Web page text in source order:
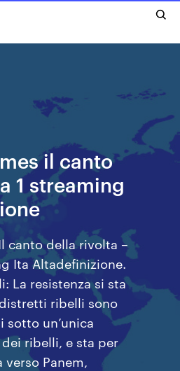
il canto
1 streaming
canto della rivolta –
Ita Altadefinizione.
La resistenza si sta
ribelli sono
un’unica
ribelli, e sta per
Panem,